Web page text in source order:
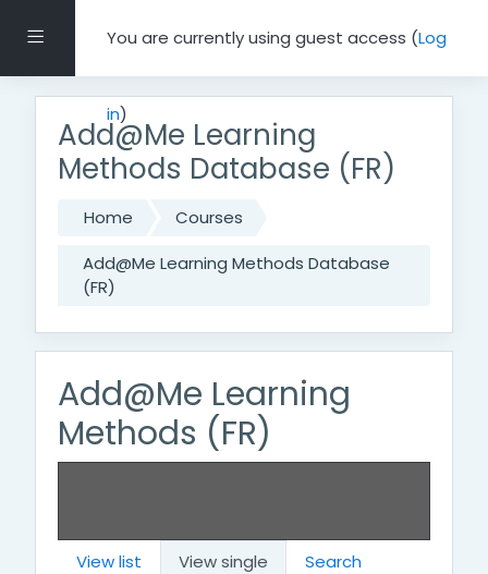
Side panelYou are currently using guest access (Log
in)
Add@Me Learning
Methods Database (FR)
Home
Courses
Add@Me Learning Methods Database
(FR)
Add@Me Learning
Methods (FR)
View list View single Search